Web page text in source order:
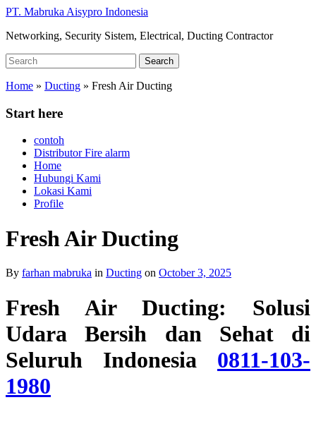
Skip
main
PT. Mabruka Aisypro Indonesia
Networking, Security Sistem, Electrical, Ducting Contractor
Search
for:
Search
Home » Ducting » Fresh Air Ducting
Start here
contoh
Distributor Fire alarm
Home
Hubungi Kami
Lokasi Kami
Profile
Fresh Air Ducting
By farhan mabruka in Ducting on October 3, 2025
Fresh Air Ducting: Solusi
Udara Bersih dan Sehat di
Seluruh Indonesia 0811-103-
1980